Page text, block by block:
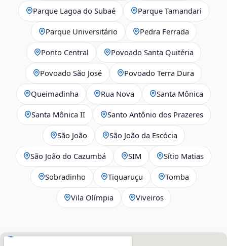
Parque Lagoa do Subaé Parque Tamandari
Parque Universitário Pedra Ferrada
Ponto Central Povoado Santa Quitéria
Povoado São José Povoado Terra Dura
Queimadinha Rua Nova Santa Mônica
Santa Mônica II Santo Antônio dos Prazeres
São João São João da Escócia
São João do Cazumbá SIM Sítio Matias
Sobradinho Tiquaruçu Tomba
Vila Olímpia Viveiros